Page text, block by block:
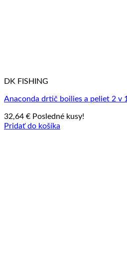
DK FISHING
Anaconda drtič boilies a peliet 2 v 1
32,64 € Posledné kusy!
Pridať do košíka